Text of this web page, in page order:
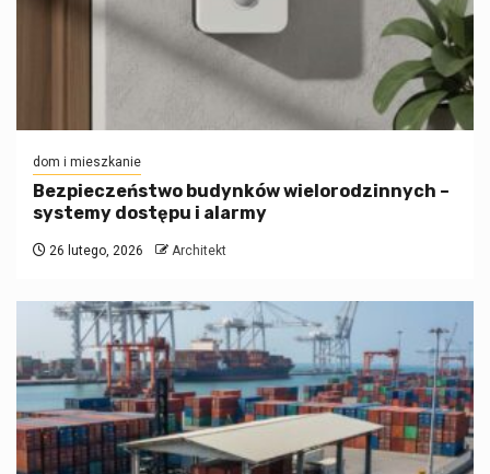
dom i mieszkanie
Bezpieczeństwo budynków wielorodzinnych –
systemy dostępu i alarmy
26 lutego, 2026 Architekt